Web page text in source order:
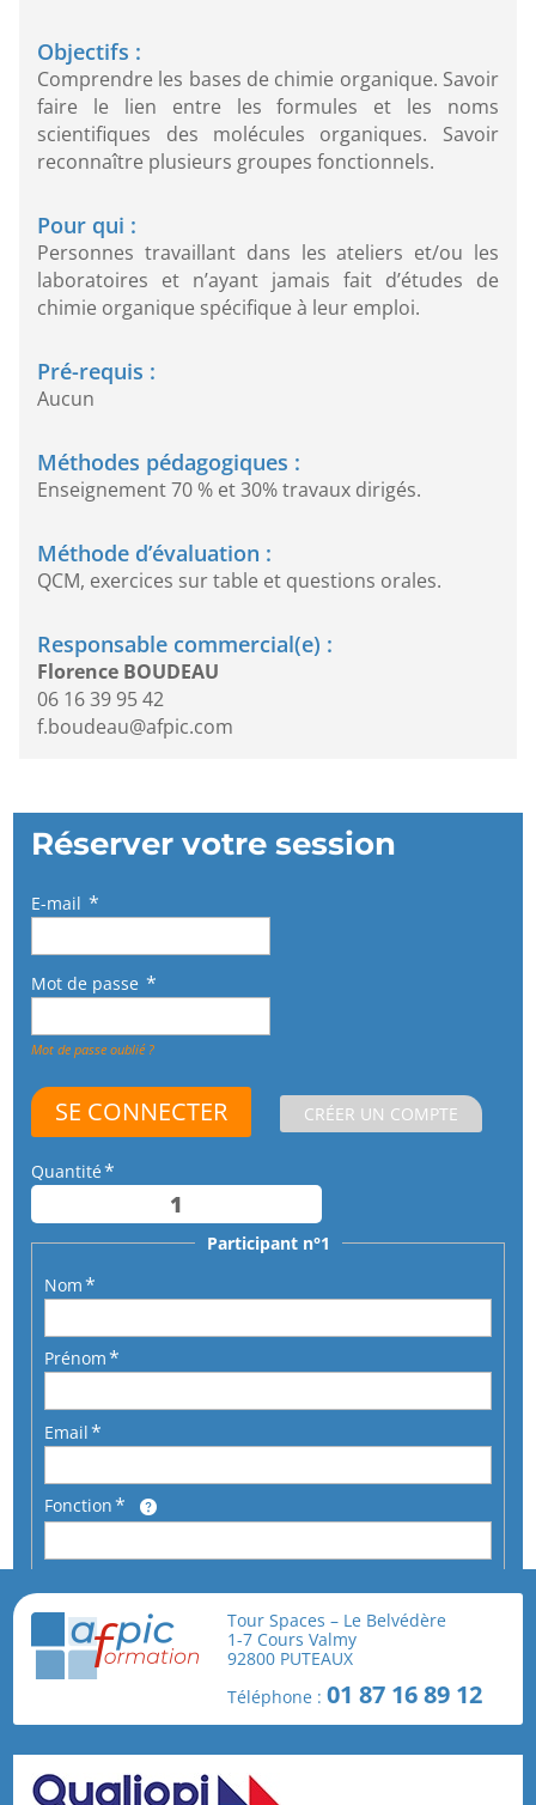
Objectifs :
Comprendre les bases de chimie organique. Savoir
faire le lien entre les formules et les noms
scientifiques des molécules organiques. Savoir
reconnaître plusieurs groupes fonctionnels.
Pour qui :
Personnes travaillant dans les ateliers et/ou les
laboratoires et n’ayant jamais fait d’études de
chimie organique spécifique à leur emploi.
Pré-requis :
Aucun
Méthodes pédagogiques :
Enseignement 70 % et 30% travaux dirigés.
Méthode d’évaluation :
QCM, exercices sur table et questions orales.
Responsable commercial(e) :
Florence BOUDEAU
06 16 39 95 42
f.boudeau@afpic.com
Réserver votre session
E-mail
Mot de passe
Mot de passe oublié ?
CRÉER UN COMPTE
Quantité
Participant n°1
Nom
Prénom
Email
Fonction
En cochant cette case, je reconnais avoir pris
connaissance et j'accepte les
Tour Spaces – Le Belvédère
1-7 Cours Valmy
92800 PUTEAUX
Téléphone :01 87 16 89 12